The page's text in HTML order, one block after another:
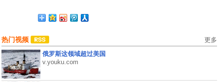
热门视频 更多
俄罗斯这领域超过美国
v.youku.com